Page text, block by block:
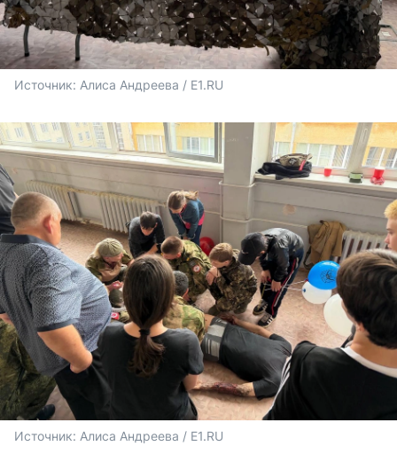
Источник: Алиса Андреева / E1.RU
Источник: Алиса Андреева / E1.RU